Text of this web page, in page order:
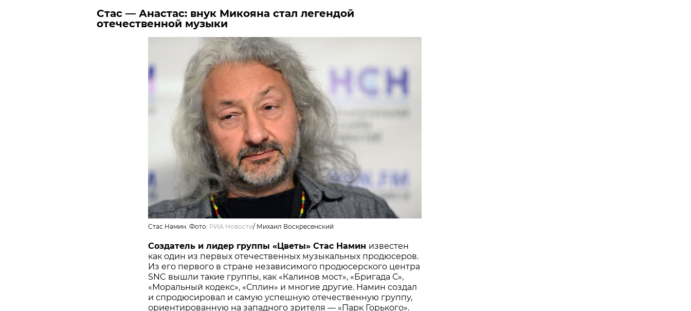
Стас — Анастас: внук Микояна стал легендой
отечественной музыки
Стас Намин. Фото: РИА Новости/ Михаил Воскресенский
Создатель и лидер группы «Цветы» Стас Намин известен
как один из первых отечественных музыкальных продюсеров.
Из его первого в стране независимого продюсерского центра
SNC вышли такие группы, как «Калинов мост», «Бригада С»,
«Моральный кодекс», «Сплин» и многие другие. Намин создал
и спродюсировал и самую успешную отечественную группу,
ориентированную на западного зрителя — «Парк Горького».